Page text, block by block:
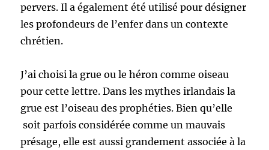
pervers. Il a également été utilisé pour désigner
les profondeurs de l’enfer dans un contexte
chrétien.
J’ai choisi la grue ou le héron comme oiseau
pour cette lettre. Dans les mythes irlandais la
grue est l’oiseau des prophéties. Bien qu’elle
soit parfois considérée comme un mauvais
présage, elle est aussi grandement associée à la